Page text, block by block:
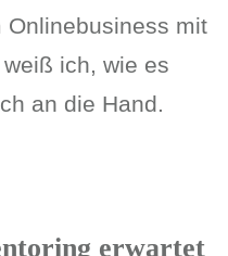
mit
ich, wie es
an die Hand.
erwartet